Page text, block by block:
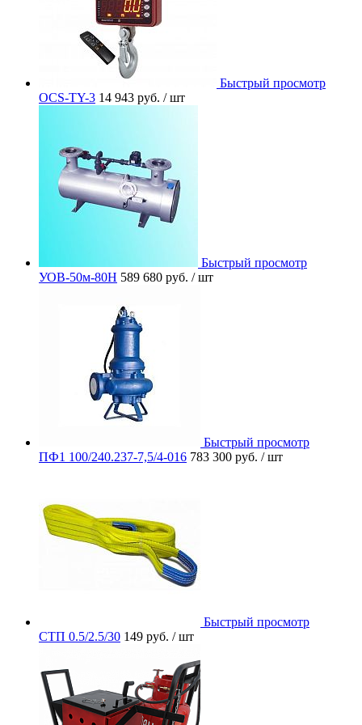
Быстрый просмотр
OCS-TY-3 14 943 руб. / шт
Быстрый просмотр
УОВ-50м-80Н 589 680 руб. / шт
Быстрый просмотр
ПФ1 100/240.237-7,5/4-016 783 300 руб. / шт
Быстрый просмотр
СТП 0.5/2.5/30 149 руб. / шт